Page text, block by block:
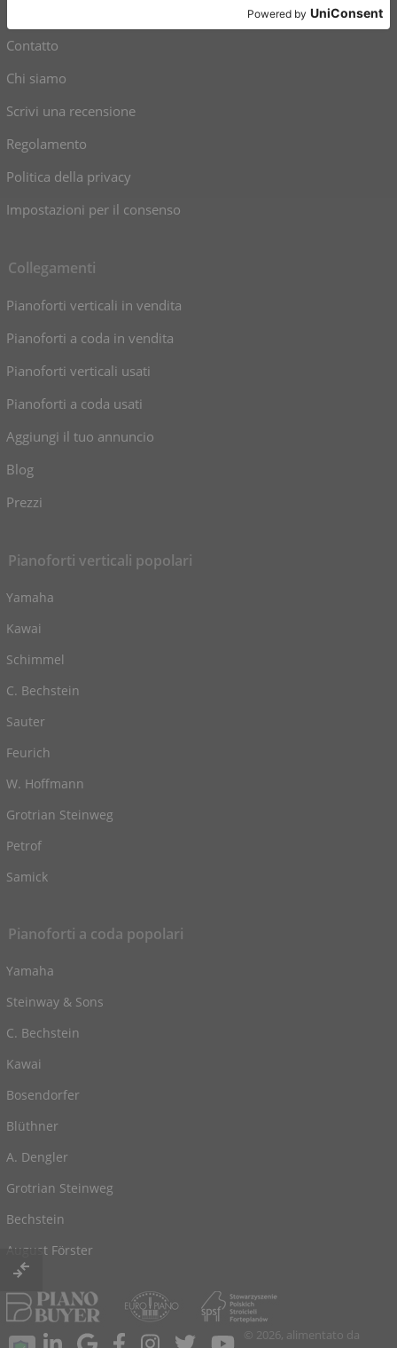
Contatto
Chi siamo
Scrivi una recensione
Regolamento
Politica della privacy
Impostazioni per il consenso
Collegamenti
Pianoforti verticali in vendita
Pianoforti a coda in vendita
Pianoforti verticali usati
Pianoforti a coda usati
Aggiungi il tuo annuncio
Blog
Prezzi
Pianoforti verticali popolari
Yamaha
Kawai
Schimmel
C. Bechstein
Sauter
Feurich
W. Hoffmann
Grotrian Steinweg
Petrof
Samick
Pianoforti a coda popolari
Yamaha
Steinway & Sons
C. Bechstein
Kawai
Bosendorfer
Blüthner
A. Dengler
Grotrian Steinweg
Bechstein
August Förster
© 2026, alimentato da